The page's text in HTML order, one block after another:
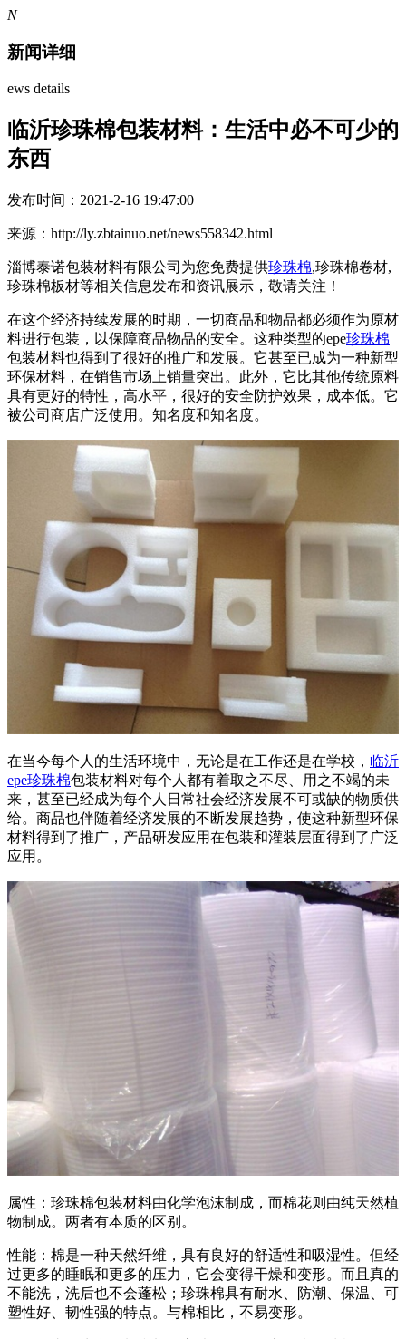
N
新闻详细
ews details
临沂珍珠棉包装材料：生活中必不可少的
东西
发布时间：2021-2-16 19:47:00
来源：http://ly.zbtainuo.net/news558342.html
淄博泰诺包装材料有限公司为您免费提供珍珠棉,珍珠棉卷材,
珍珠棉板材等相关信息发布和资讯展示，敬请关注！
在这个经济持续发展的时期，一切商品和物品都必须作为原材
料进行包装，以保障商品物品的安全。这种类型的epe珍珠棉
包装材料也得到了很好的推广和发展。它甚至已成为一种新型
环保材料，在销售市场上销量突出。此外，它比其他传统原料
具有更好的特性，高水平，很好的安全防护效果，成本低。它
被公司商店广泛使用。知名度和知名度。
在当今每个人的生活环境中，无论是在工作还是在学校， 临沂
epe珍珠棉包装材料对每个人都有着取之不尽、用之不竭的未
来，甚至已经成为每个人日常社会经济发展不可或缺的物质供
给。商品也伴随着经济发展的不断发展趋势，使这种新型环保
材料得到了推广，产品研发应用在包装和灌装层面得到了广泛
应用。
属性：珍珠棉包装材料由化学泡沫制成，而棉花则由纯天然植
物制成。两者有本质的区别。
性能：棉是一种天然纤维，具有良好的舒适性和吸湿性。但经
过更多的睡眠和更多的压力，它会变得干燥和变形。而且真的
不能洗，洗后也不会蓬松；珍珠棉具有耐水、防潮、保温、可
塑性好、韧性强的特点。与棉相比，不易变形。